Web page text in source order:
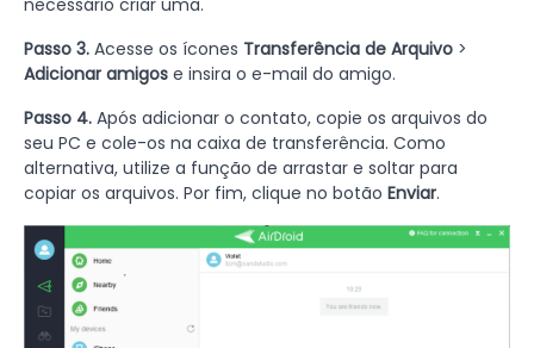
necessário criar uma.
Passo 3. Acesse os ícones Transferência de Arquivo >
Adicionar amigos e insira o e-mail do amigo.
Passo 4. Após adicionar o contato, copie os arquivos do
seu PC e cole-os na caixa de transferência. Como
alternativa, utilize a função de arrastar e soltar para
copiar os arquivos. Por fim, clique no botão Enviar.